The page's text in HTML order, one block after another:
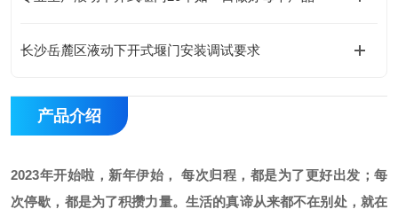
长沙岳麓区液动下开式堰门安装调试要求
产品介绍
2023年开始啦，新年伊始， 每次归程，都是为了更好出发；每
次停歇，都是为了积攒力量。生活的真谛从来都不在别处，就在